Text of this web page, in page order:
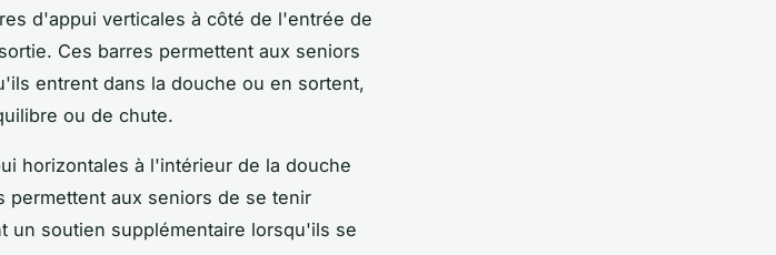
d'appui verticales à côté de l'entrée de
Ces barres permettent aux seniors
entrent dans la douche ou en sortent,
ou de chute.
horizontales à l'intérieur de la douche
permettent aux seniors de se tenir
un soutien supplémentaire lorsqu'ils se